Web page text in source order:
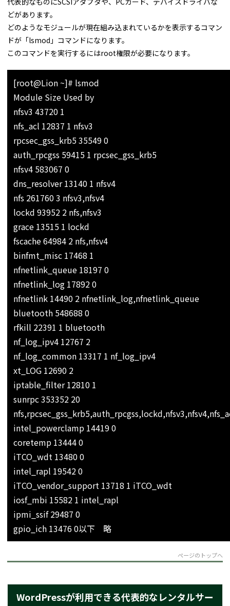
どがあります。
どのようなモジュールが現在組み込まれているかを表示するコマン
ドが「lsmod」コマンドになります。
このコマンドを実行するにはroot権限が必要になります。
[root@Lion ~]# lsmod
Module Size Used by
nfsv3 43720 1
nfs_acl 12837 1 nfsv3
rpcsec_gss_krb5 35549 0
auth_rpcgss 59415 1 rpcsec_gss_krb5
nfsv4 583067 0
dns_resolver 13140 1 nfsv4
nfs 261760 3 nfsv3,nfsv4
lockd 93952 2 nfs,nfsv3
grace 13515 1 lockd
fscache 64984 2 nfs,nfsv4
binfmt_misc 17468 1
nfnetlink_queue 18197 0
nfnetlink_log 17892 0
nfnetlink 14490 2 nfnetlink_log,nfnetlink_queue
bluetooth 548688 0
rfkill 22391 1 bluetooth
nf_log_ipv4 12767 2
nf_log_common 13317 1 nf_log_ipv4
xt_LOG 12690 2
iptable_filter 12810 1
sunrpc 353352 20
intel_powerclamp 14419 0
coretemp 13444 0
iTCO_wdt 13480 0
intel_rapl 19542 0
iTCO_vendor_support 13718 1 iTCO_wdt
iosf_mbi 15582 1 intel_rapl
ipmi_ssif 29487 0
gpio_ich 13476 0以下 略
ページのトップへ
WordPressが利用できる代表的なレンタルサー